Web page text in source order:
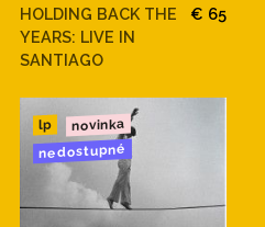
HOLDING BACK THE
YEARS: LIVE IN
SANTIAGO
€ 65
lp novinka
nedostupné